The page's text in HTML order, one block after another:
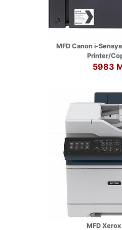
MFD Canon i-
Printer/
5983
MFD Xerox